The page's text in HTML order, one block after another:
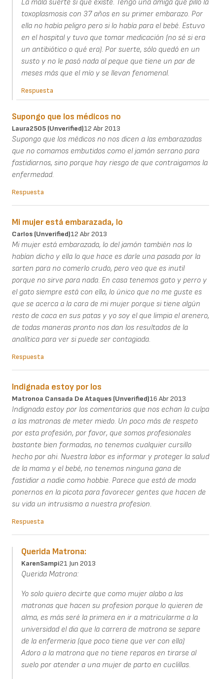
La mala suerte sí que existe. Tengo una amiga que pilló la
toxoplasmosis con 37 años en su primer embarazo. Por
ella no había peligro pero si lo había para el bebé. Estuvo
en el hospital y tuvo que tomar medicación (no sé si era
un antibiótico o qué era). Por suerte, sólo quedó en un
susto y no le pasó nada al peque que tiene un par de
meses más que el mío y se llevan fenomenal.
Respuesta
Supongo que los médicos no
Laura2505 (unverified)12 Abr 2013
Supongo que los médicos no nos dicen a las embarazadas
que no comamos embutidos como el jamón serrano para
fastidiarnos, sino porque hay riesgo de que contraigamos la
enfermedad.
Respuesta
Mi mujer está embarazada, lo
Carlos (unverified)12 Abr 2013
Mi mujer está embarazada, lo del jamón también nos lo
habían dicho y ella lo que hace es darle una pasada por la
sarten para no comerlo crudo, pero veo que es inutil
porque no sirve para nada. En casa tenemos gato y perro y
el gato siempre está con ella, lo único que no me guste es
que se acerca a la cara de mi mujer porque si tiene algún
resto de caca en sus patas y yo soy el que limpia el arenero,
de todas maneras pronto nos dan los resultados de la
analítica para ver si puede ser contagiada.
Respuesta
Indignada estoy por los
Matronoa Cansada De Ataques (unverified)16 Abr 2013
Indignada estoy por los comentarios que nos echan la culpa
a las matronas de meter miedo. Un poco más de respeto
por esta profesión, por favor, que somos profesionales
bastante bien formadas, no tenemos cualquier cursillo
hecho por ahi. Nuestra labor es informar y proteger la salud
de la mama y el bebé, no tenemos ninguna gana de
fastidiar a nadie como hobbie. Parece que está de moda
ponernos en la picota para favorecer gentes que hacen de
su vida un intrusismo a nuestra profesion.
Respuesta
Querida Matrona:
KarenSampi21 Jun 2013
Querida Matrona:
Yo solo quiero decirte que como mujer alabo a las
matronas que hacen su profesion porque lo quieren de
alma, es más seré la primera en ir a matricularme a la
universidad el dia que la carrera de matrona se separe
de la enfermeria (que poco tiene que ver con ella)
Adoro a la matrona que no tiene reparos en tirarse al
suelo por atender a una mujer de parto en cuclillas.